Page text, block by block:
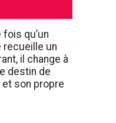
fois qu’un
recueille un
il change à
destin de
et son propre